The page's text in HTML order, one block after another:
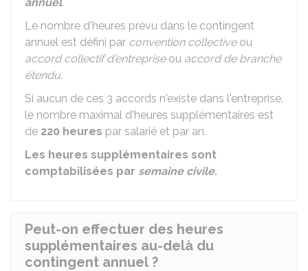
Le nombre d'heures prévu dans le contingent
annuel est défini par convention collectiveou
accord collectif d'entrepriseou accord de branche
étendu.
Si aucun de ces 3 accords n'existe dans l'entreprise,
le nombre maximal d'heures supplémentaires est
de 220 heures par salarié et par an.
Les heures supplémentaires sont
comptabilisées par semaine civile.
Peut-on effectuer des heures
supplémentaires au-delà du
contingent annuel ?